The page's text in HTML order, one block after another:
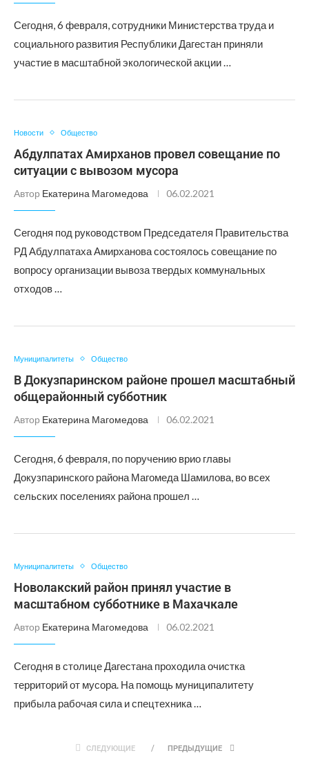
Сегодня, 6 февраля, сотрудники Министерства труда и
социального развития Республики Дагестан приняли
участие в масштабной экологической акции …
Новости Общество
Абдулпатах Амирханов провел совещание по
ситуации с вывозом мусора
Автор Екатерина Магомедова 06.02.2021
Сегодня под руководством Председателя Правительства
РД Абдулпатаха Амирханова состоялось совещание по
вопросу организации вывоза твердых коммунальных
отходов …
Муниципалитеты Общество
В Докузпаринском районе прошел масштабный
общерайонный субботник
Автор Екатерина Магомедова 06.02.2021
Сегодня, 6 февраля, по поручению врио главы
Докузпаринского района Магомеда Шамилова, во всех
сельских поселениях района прошел …
Муниципалитеты Общество
Новолакский район принял участие в
масштабном субботнике в Махачкале
Автор Екатерина Магомедова 06.02.2021
Сегодня в столице Дагестана проходила очистка
территорий от мусора. На помощь муниципалитету
прибыла рабочая сила и спецтехника …
СЛЕДУЮЩИЕ ПРЕДЫДУЩИЕ